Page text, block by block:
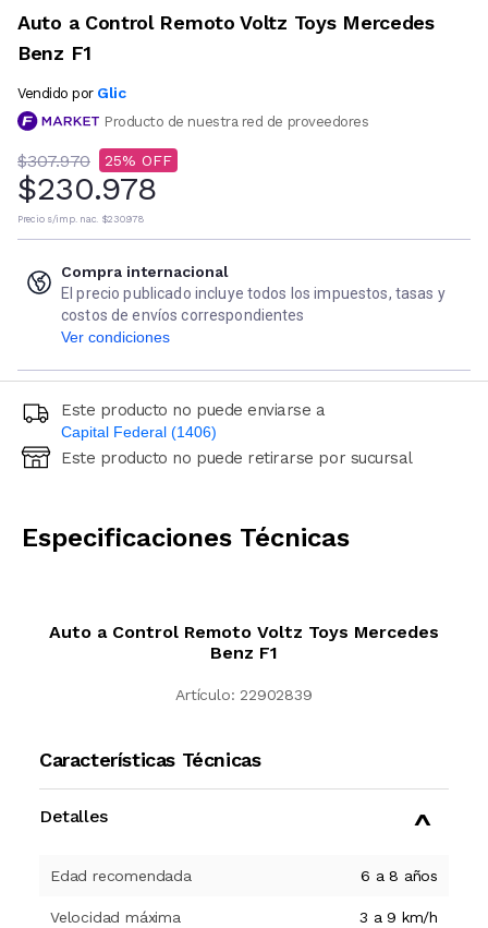
Auto a Control Remoto Voltz Toys Mercedes
Benz F1
Vendido por Glic
Producto de nuestra red de proveedores
$307.970 25
$230.978
Precio s/imp. nac. $230.978
Compra internacional
El precio publicado incluye todos los impuestos, tasas y
costos de envíos correspondientes
Ver condiciones
Este producto no puede enviarse a
Capital Federal (1406)
Ingresá código postal (sólo números)
Este producto no puede retirarse por sucursal
Especificaciones Técnicas
Auto a Control Remoto Voltz Toys Mercedes
Benz F1
Artículo: 22902839
Características Técnicas
Detalles
Edad recomendada 6 a 8 años
Velocidad máxima 3 a 9 km/h